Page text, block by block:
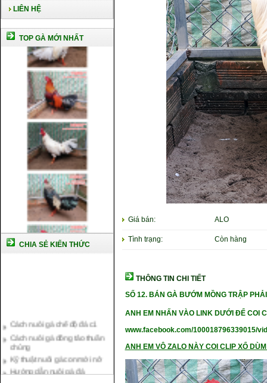
LIÊN HỆ
TOP GÀ MỚI NHẤT
CHIA SẺ KIẾN THỨC
Cách nuôi gà đông tảo thuần
Kỹ thuật nuôi gà con mới nở
Hướng dẫn nuôi gà đá
Tại sao bạn cần biết cách nuôi
Giá bán: ALO
Tình trạng: Còn hàng
THÔNG TIN CHI TIẾT
SỐ 12. BÁN GÀ BƯỚM MỒNG TRẬP
ANH EM NHẤN VÀO LINK DƯỚI ĐỂ COI
www.facebook.com/100018796339015/
ANH EM VÔ ZALO NÀY COI CLIP XỔ